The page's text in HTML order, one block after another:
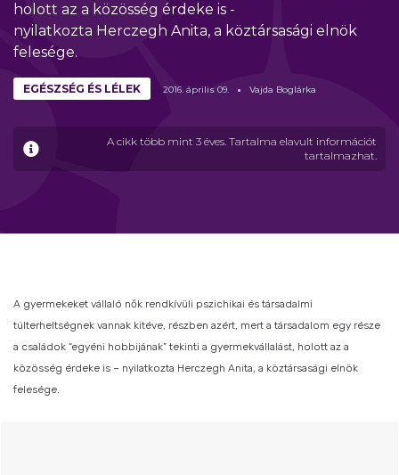
holott az a közösség érdeke is -
nyilatkozta Herczegh Anita, a köztársasági elnök
felesége.
A cikk több mint 3 éves. Tartalma elavult információt
tartalmazhat.
EGÉSZSÉG ÉS LÉLEK 2016. április 09. Vajda Boglárka
A gyermekeket vállaló nők rendkívüli pszichikai és társadalmi
túlterheltségnek vannak kitéve, részben azért, mert a társadalom egy része
a családok “egyéni hobbijának” tekinti a gyermekvállalást, holott az a
közösség érdeke is – nyilatkozta Herczegh Anita, a köztársasági elnök
felesége.